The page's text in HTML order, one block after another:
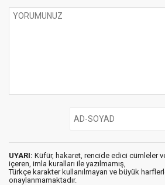
UYARI: Küfür, hakaret, rencide edici cümleler
içeren, imla kuralları ile yazılmamış,
Türkçe karakter kullanılmayan ve büyük
onaylanmamaktadır.